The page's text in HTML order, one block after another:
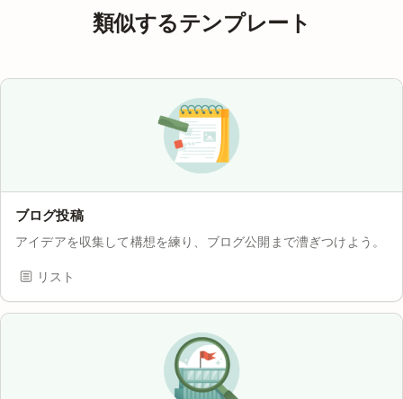
類似するテンプレート
ブログ投稿
アイデアを収集して構想を練り、ブログ公開まで漕ぎつけよう。
リスト